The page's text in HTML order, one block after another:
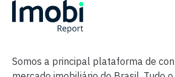
Somos a principal plataforma de